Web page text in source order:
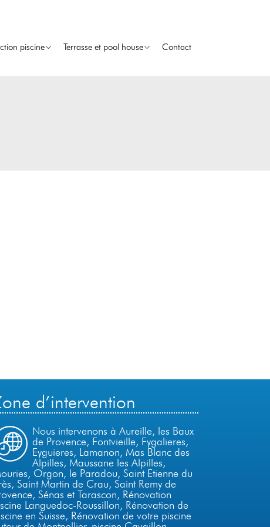
piscine Terrasse et pool house Contact
d’intervention
Nous intervenons à Aureille, les Baux
de Provence, Fontvieille, Fygalieres,
Eyguieres, Lamanon, Mas Blanc des
Alpilles, Maussane les Alpilles,
Orgon, le Paradou, Saint Etienne du
Saint Martin de Crau,Saint Remy de
Sénas et Tarascon, Rénovation
Languedoc-Roussillon, Rénovation de
en Suisse, Rénovation de votre piscine